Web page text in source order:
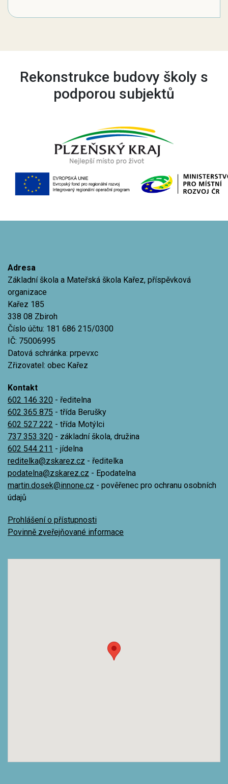
Rekonstrukce budovy školy s
podporou subjektů
Adresa
Základní škola a Mateřská škola Kařez, příspěvková
organizace
Kařez 185
338 08 Zbiroh
Číslo účtu: 181 686 215/0300
IČ: 75006995
Datová schránka: prpevxc
Zřizovatel: obec Kařez
Kontakt
602 146 320 - ředitelna
602 365 875 - třída Berušky
602 527 222 - třída Motýlci
737 353 320 - základní škola, družina
602 544 211 - jídelna
reditelka@zskarez.cz - ředitelka
podatelna@zskarez.cz - Epodatelna
martin.dosek@innone.cz - pověřenec pro ochranu osobních
údajů
Prohlášení o přístupnosti
Povinně zveřejňované informace